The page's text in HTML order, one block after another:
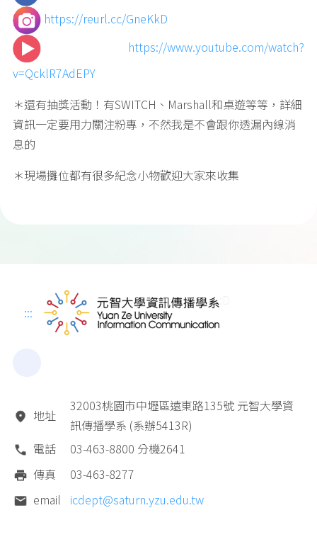
https://reurl.cc/GneKkD
https://www.youtube.com/watch?
v=QcklR7AdEPY
＊還有抽獎活動！有SWITCH、Marshall和桌遊等等，詳細
資訊⼀定要⽤力關注粉專，不然我是不會跟你透漏內線消
息的
＊現場攤位都有很多紀念小物歡迎大家來收集
:::
地址
32003桃園市中壢區遠東路135號 元智大學資
訊傳播學系 (系辦5413R)
電話
03-463-8800 分機2641
傳真
03-463-8277
email
icdept@saturn.yzu.edu.tw